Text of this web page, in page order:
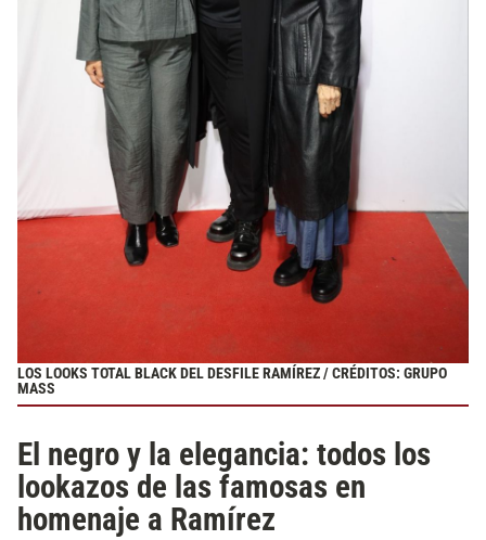
LOS LOOKS TOTAL BLACK DEL DESFILE RAMÍREZ / CRÉDITOS: GRUPO
MASS
El negro y la elegancia: todos los
lookazos de las famosas en
homenaje a Ramírez